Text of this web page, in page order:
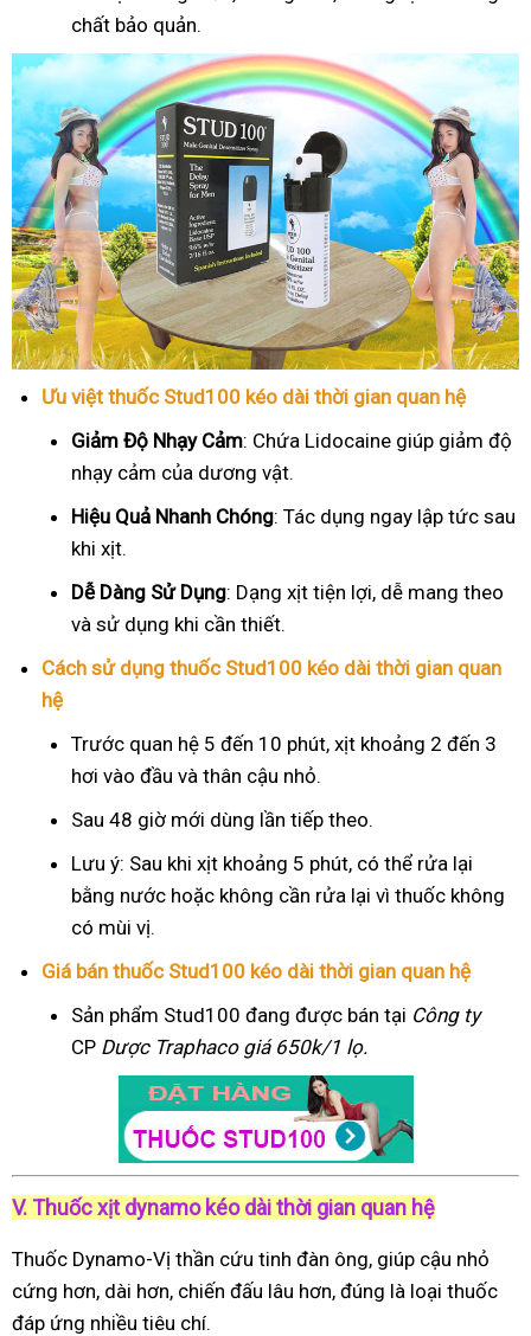
chất bảo quản.
Ưu việt thuốc Stud100 kéo dài thời gian quan hệ
Giảm Độ Nhạy Cảm: Chứa Lidocaine giúp giảm độ
nhạy cảm của dương vật.
Hiệu Quả Nhanh Chóng: Tác dụng ngay lập tức sau
khi xịt.
Dễ Dàng Sử Dụng: Dạng xịt tiện lợi, dễ mang theo
và sử dụng khi cần thiết.
Cách sử dụng thuốc Stud100 kéo dài thời gian quan
hệ
Trước quan hệ 5 đến 10 phút, xịt khoảng 2 đến 3
hơi vào đầu và thân cậu nhỏ.
Sau 48 giờ mới dùng lần tiếp theo.
Lưu ý: Sau khi xịt khoảng 5 phút, có thể rửa lại
bằng nước hoặc không cần rửa lại vì thuốc không
có mùi vị.
Giá bán thuốc Stud100 kéo dài thời gian quan hệ
Sản phẩm Stud100 đang được bán tại Công ty
CP Dược Traphacogiá 650k/1 lọ.
V. Thuốc xịt dynamo kéo dài thời gian quan hệ
Thuốc Dynamo-Vị thần cứu tinh đàn ông, giúp cậu nhỏ
cứng hơn, dài hơn, chiến đấu lâu hơn, đúng là loại thuốc
đáp ứng nhiều tiêu chí.